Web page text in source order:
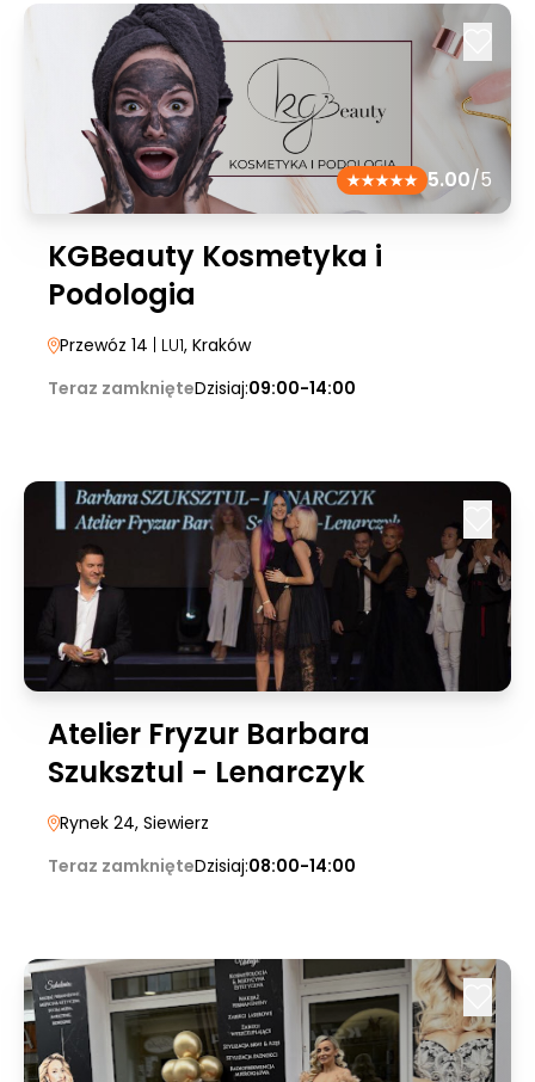
5.00/5
KGBeauty Kosmetyka i
Podologia
Przewóz 14 | LU1, Kraków
Teraz zamknięteDzisiaj:09:00-14:00
Atelier Fryzur Barbara
Szuksztul - Lenarczyk
Rynek 24, Siewierz
Teraz zamknięteDzisiaj:08:00-14:00